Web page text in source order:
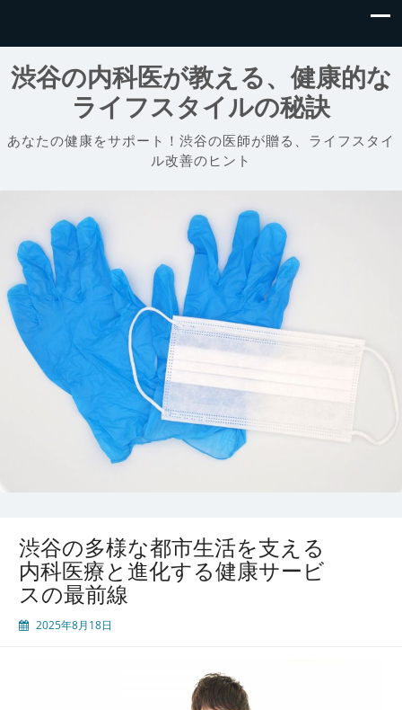
渋谷の内科医が教える、健康的な
ライフスタイルの秘訣
あなたの健康をサポート！渋谷の医師が贈る、ライフスタイ
ル改善のヒント
渋谷の多様な都市生活を支える
内科医療と進化する健康サービ
スの最前線
2025年8月18日